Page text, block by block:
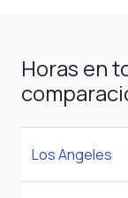
Horas en
Los Angeles